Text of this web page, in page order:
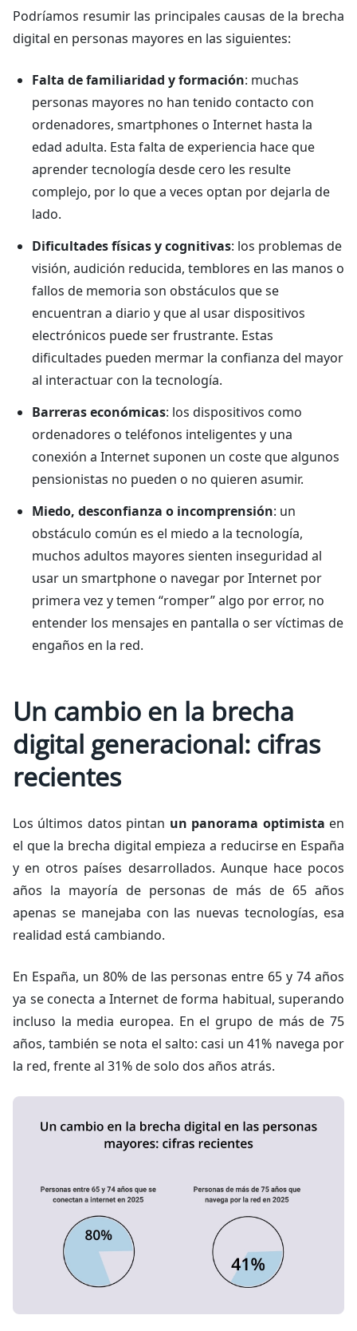
Podríamos resumir las principales causas de la brecha
digital en personas mayores en las siguientes:
Falta de familiaridad y formación: muchas
personas mayores no han tenido contacto con
ordenadores, smartphones o Internet hasta la
edad adulta. Esta falta de experiencia hace que
aprender tecnología desde cero les resulte
complejo, por lo que a veces optan por dejarla de
lado.
Dificultades físicas y cognitivas: los problemas de
visión, audición reducida, temblores en las manos o
fallos de memoria son obstáculos que se
encuentran a diario y que al usar dispositivos
electrónicos puede ser frustrante. Estas
dificultades pueden mermar la confianza del mayor
al interactuar con la tecnología.
Barreras económicas: los dispositivos como
ordenadores o teléfonos inteligentes y una
conexión a Internet suponen un coste que algunos
pensionistas no pueden o no quieren asumir.
Miedo, desconfianza o incomprensión: un
obstáculo común es el miedo a la tecnología,
muchos adultos mayores sienten inseguridad al
usar un smartphone o navegar por Internet por
primera vez y temen “romper” algo por error, no
entender los mensajes en pantalla o ser víctimas de
engaños en la red.
Un cambio en la brecha
digital generacional: cifras
recientes
Los últimos datos pintan un panorama optimista en
el que la brecha digital empieza a reducirse en España
y en otros países desarrollados. Aunque hace pocos
años la mayoría de personas de más de 65 años
apenas se manejaba con las nuevas tecnologías, esa
realidad está cambiando.
En España, un 80% de las personas entre 65 y 74 años
ya se conecta a Internet de forma habitual, superando
incluso la media europea. En el grupo de más de 75
años, también se nota el salto: casi un 41% navega por
la red, frente al 31% de solo dos años atrás.